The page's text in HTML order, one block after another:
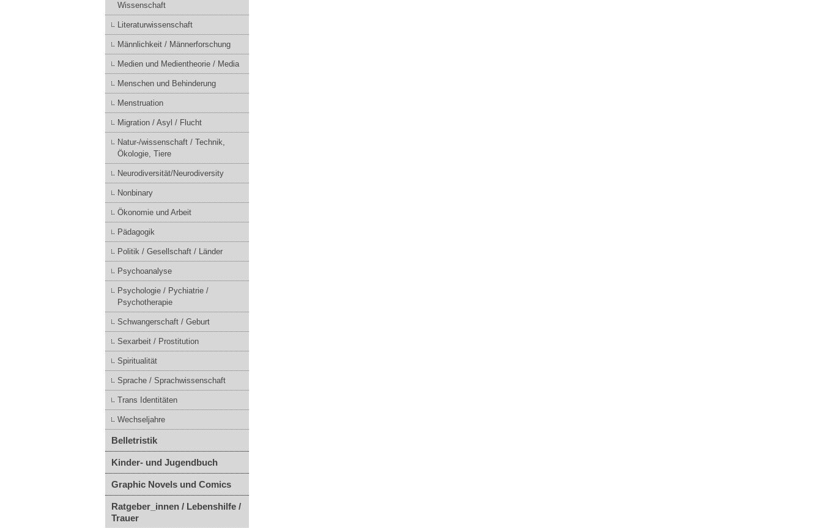
Wissenschaft
Literaturwissenschaft
Männlichkeit / Männerforschung
Medien und Medientheorie / Media
Menschen und Behinderung
Menstruation
Migration / Asyl / Flucht
Natur-/wissenschaft / Technik,
Ökologie, Tiere
Neurodiversität/Neurodiversity
Nonbinary
Ökonomie und Arbeit
Pädagogik
Politik / Gesellschaft / Länder
Psychoanalyse
Psychologie / Pychiatrie /
Psychotherapie
Schwangerschaft / Geburt
Sexarbeit / Prostitution
Spiritualität
Sprache / Sprachwissenschaft
Trans Identitäten
Wechseljahre
Belletristik
Kinder- und Jugendbuch
Graphic Novels und Comics
Ratgeber_innen / Lebenshilfe /
Trauer